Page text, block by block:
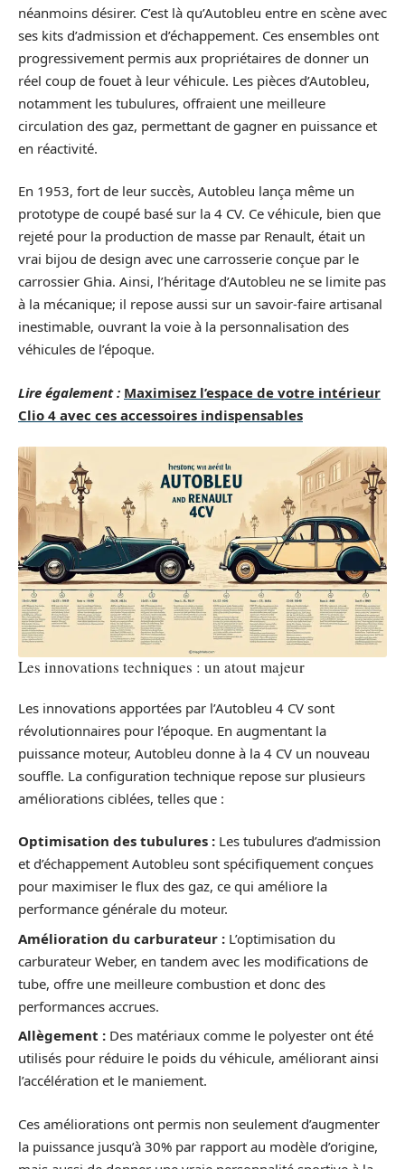
néanmoins désirer. C’est là qu’Autobleu entre en scène avec
ses kits d’admission et d’échappement. Ces ensembles ont
progressivement permis aux propriétaires de donner un
réel coup de fouet à leur véhicule. Les pièces d’Autobleu,
notamment les tubulures, offraient une meilleure
circulation des gaz, permettant de gagner en puissance et
en réactivité.
En 1953, fort de leur succès, Autobleu lança même un
prototype de coupé basé sur la 4 CV. Ce véhicule, bien que
rejeté pour la production de masse par Renault, était un
vrai bijou de design avec une carrosserie conçue par le
carrossier Ghia. Ainsi, l’héritage d’Autobleu ne se limite pas
à la mécanique; il repose aussi sur un savoir-faire artisanal
inestimable, ouvrant la voie à la personnalisation des
véhicules de l’époque.
Lire également : Maximisez l’espace de votre intérieur
Clio 4 avec ces accessoires indispensables
Les innovations techniques : un atout majeur
Les innovations apportées par l’Autobleu 4 CV sont
révolutionnaires pour l’époque. En augmentant la
puissance moteur, Autobleu donne à la 4 CV un nouveau
souffle. La configuration technique repose sur plusieurs
améliorations ciblées, telles que :
Optimisation des tubulures : Les tubulures d’admission
et d’échappement Autobleu sont spécifiquement conçues
pour maximiser le flux des gaz, ce qui améliore la
performance générale du moteur.
Amélioration du carburateur : L’optimisation du
carburateur Weber, en tandem avec les modifications de
tube, offre une meilleure combustion et donc des
performances accrues.
Allègement : Des matériaux comme le polyester ont été
utilisés pour réduire le poids du véhicule, améliorant ainsi
l’accélération et le maniement.
Ces améliorations ont permis non seulement d’augmenter
la puissance jusqu’à 30% par rapport au modèle d’origine,